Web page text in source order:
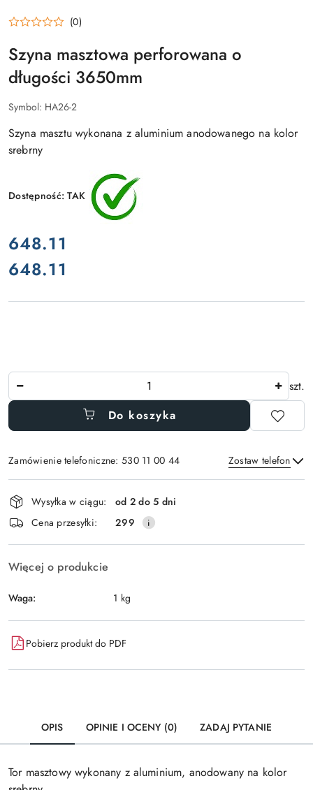
(0)
Szyna masztowa perforowana o
długości 3650mm
Symbol: HA26-2
Szyna masztu wykonana z aluminium anodowanego na kolor
srebrny
Dostępność:TAK
cena:
648.11
Cena:
648.11
szt.
Do koszyka
Zamówienie telefoniczne: 530 11 00 44 Zostaw telefon
Wyślij
Dostępność
i
dostawa
Wysyłka w ciągu:
od 2 do 5 dni
Cena przesyłki:
299
Więcej o produkcie
Waga: 1 kg
Pobierz produkt do PDF
OPIS OPINIE I OCENY (0) ZADAJ PYTANIE
Tor masztowy wykonany z aluminium, anodowany na kolor